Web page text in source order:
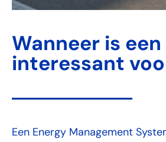
Wanneer is een
interessant
Een Energy Management